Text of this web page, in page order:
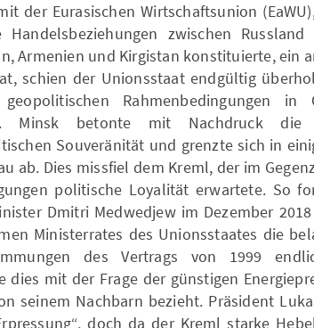
der Eurasischen Wirtschaftsunion
Handelsbeziehungen zwischen
Armenien und Kirgistan konstituierte, ein
schien der Unionsstaat endgültig
Rahmenbedingungen in
Minsk betonte mit Nachdruck die
Souveränität und grenzte sich in
ab. Dies missfiel dem Kreml, der im
politische Loyalität erwartete. So
Dmitri Medwedjew im Dezember
Ministerrates des Unionsstaates die
des Vertrags von 1999
dies mit der Frage der günstigen
seinem Nachbarn bezieht. Präsident
doch da der Kreml starke